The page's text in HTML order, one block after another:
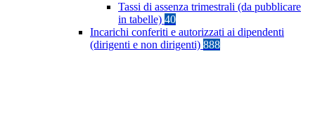
Tassi di assenza trimestrali (da pubblicare
in tabelle) 40
Incarichi conferiti e autorizzati ai dipendenti
(dirigenti e non dirigenti) 888